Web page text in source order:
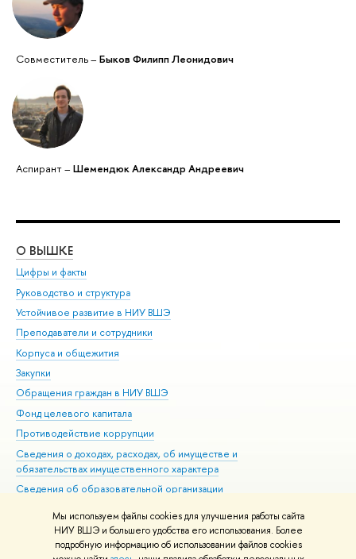
Мы используем файлы cookies для улучшения работы сайта
НИУ ВШЭ и большего удобства его использования. Более
подробную информацию об использовании файлов cookies
Совместитель – Быков Филипп Леонидович
Аспирант – Шемендюк Александр Андреевич
О ВЫШКЕ
Цифры и факты
Руководство и структура
Устойчивое развитие в НИУ ВШЭ
Преподаватели и сотрудники
Корпуса и общежития
Закупки
Обращения граждан в НИУ ВШЭ
Фонд целевого капитала
Противодействие коррупции
Сведения о доходах, расходах, об имуществе и
обязательствах имущественного характера
Сведения об образовательной организации
Людям с ограниченными возможностями здоровья
Единая платежная страница
Работа в Вышке